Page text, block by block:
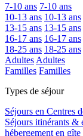
7-10 ans 7-10 ans
10-13 ans 10-13 ans
13-15 ans 13-15 ans
16-17 ans 16-17 ans
18-25 ans 18-25 ans
Adultes Adultes
Familles Familles
Types de séjour
Séjours en Centres
Séjours itinérants &
hébergement en